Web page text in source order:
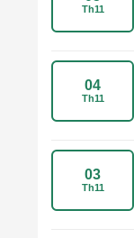
Th11
04
Th11
03
Th11